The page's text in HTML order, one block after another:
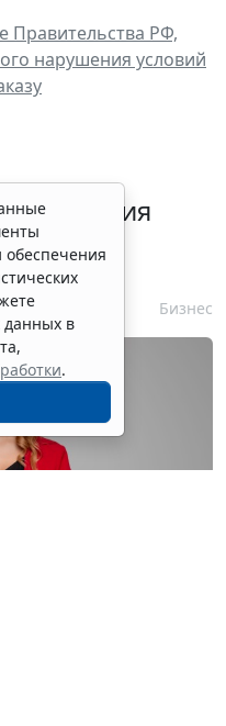
Правительства РФ,
нарушения условий
Бизнес
данных в
.